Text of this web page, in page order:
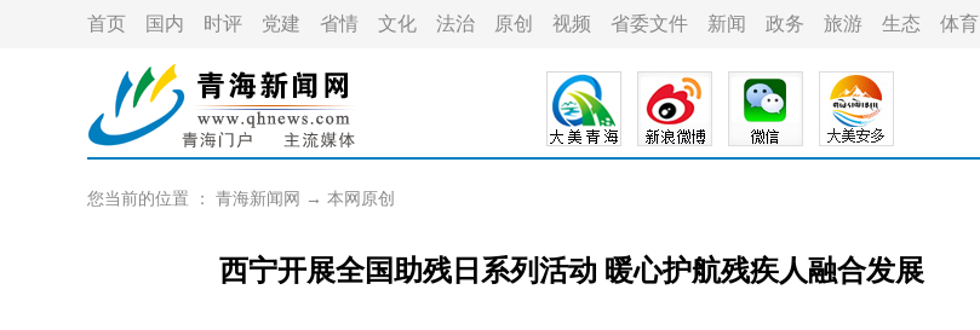
首页 国内 时评 党建 省情 文化 法治 原创 视频 省委文件 新闻 政务 旅游 生态 体育
您当前的位置 ： 青海新闻网 → 本网原创
西宁开展全国助残日系列活动 暖心护航残疾人融合发展